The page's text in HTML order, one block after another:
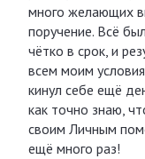
много желающих
поручение. Всё
чётко в срок, и
всем моим
кинул себе ещё
как точно знаю,
своим Личным
ещё много раз!